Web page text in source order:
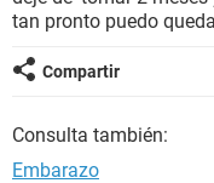
tan pronto puedo
Compartir
Consulta también:
Embarazo